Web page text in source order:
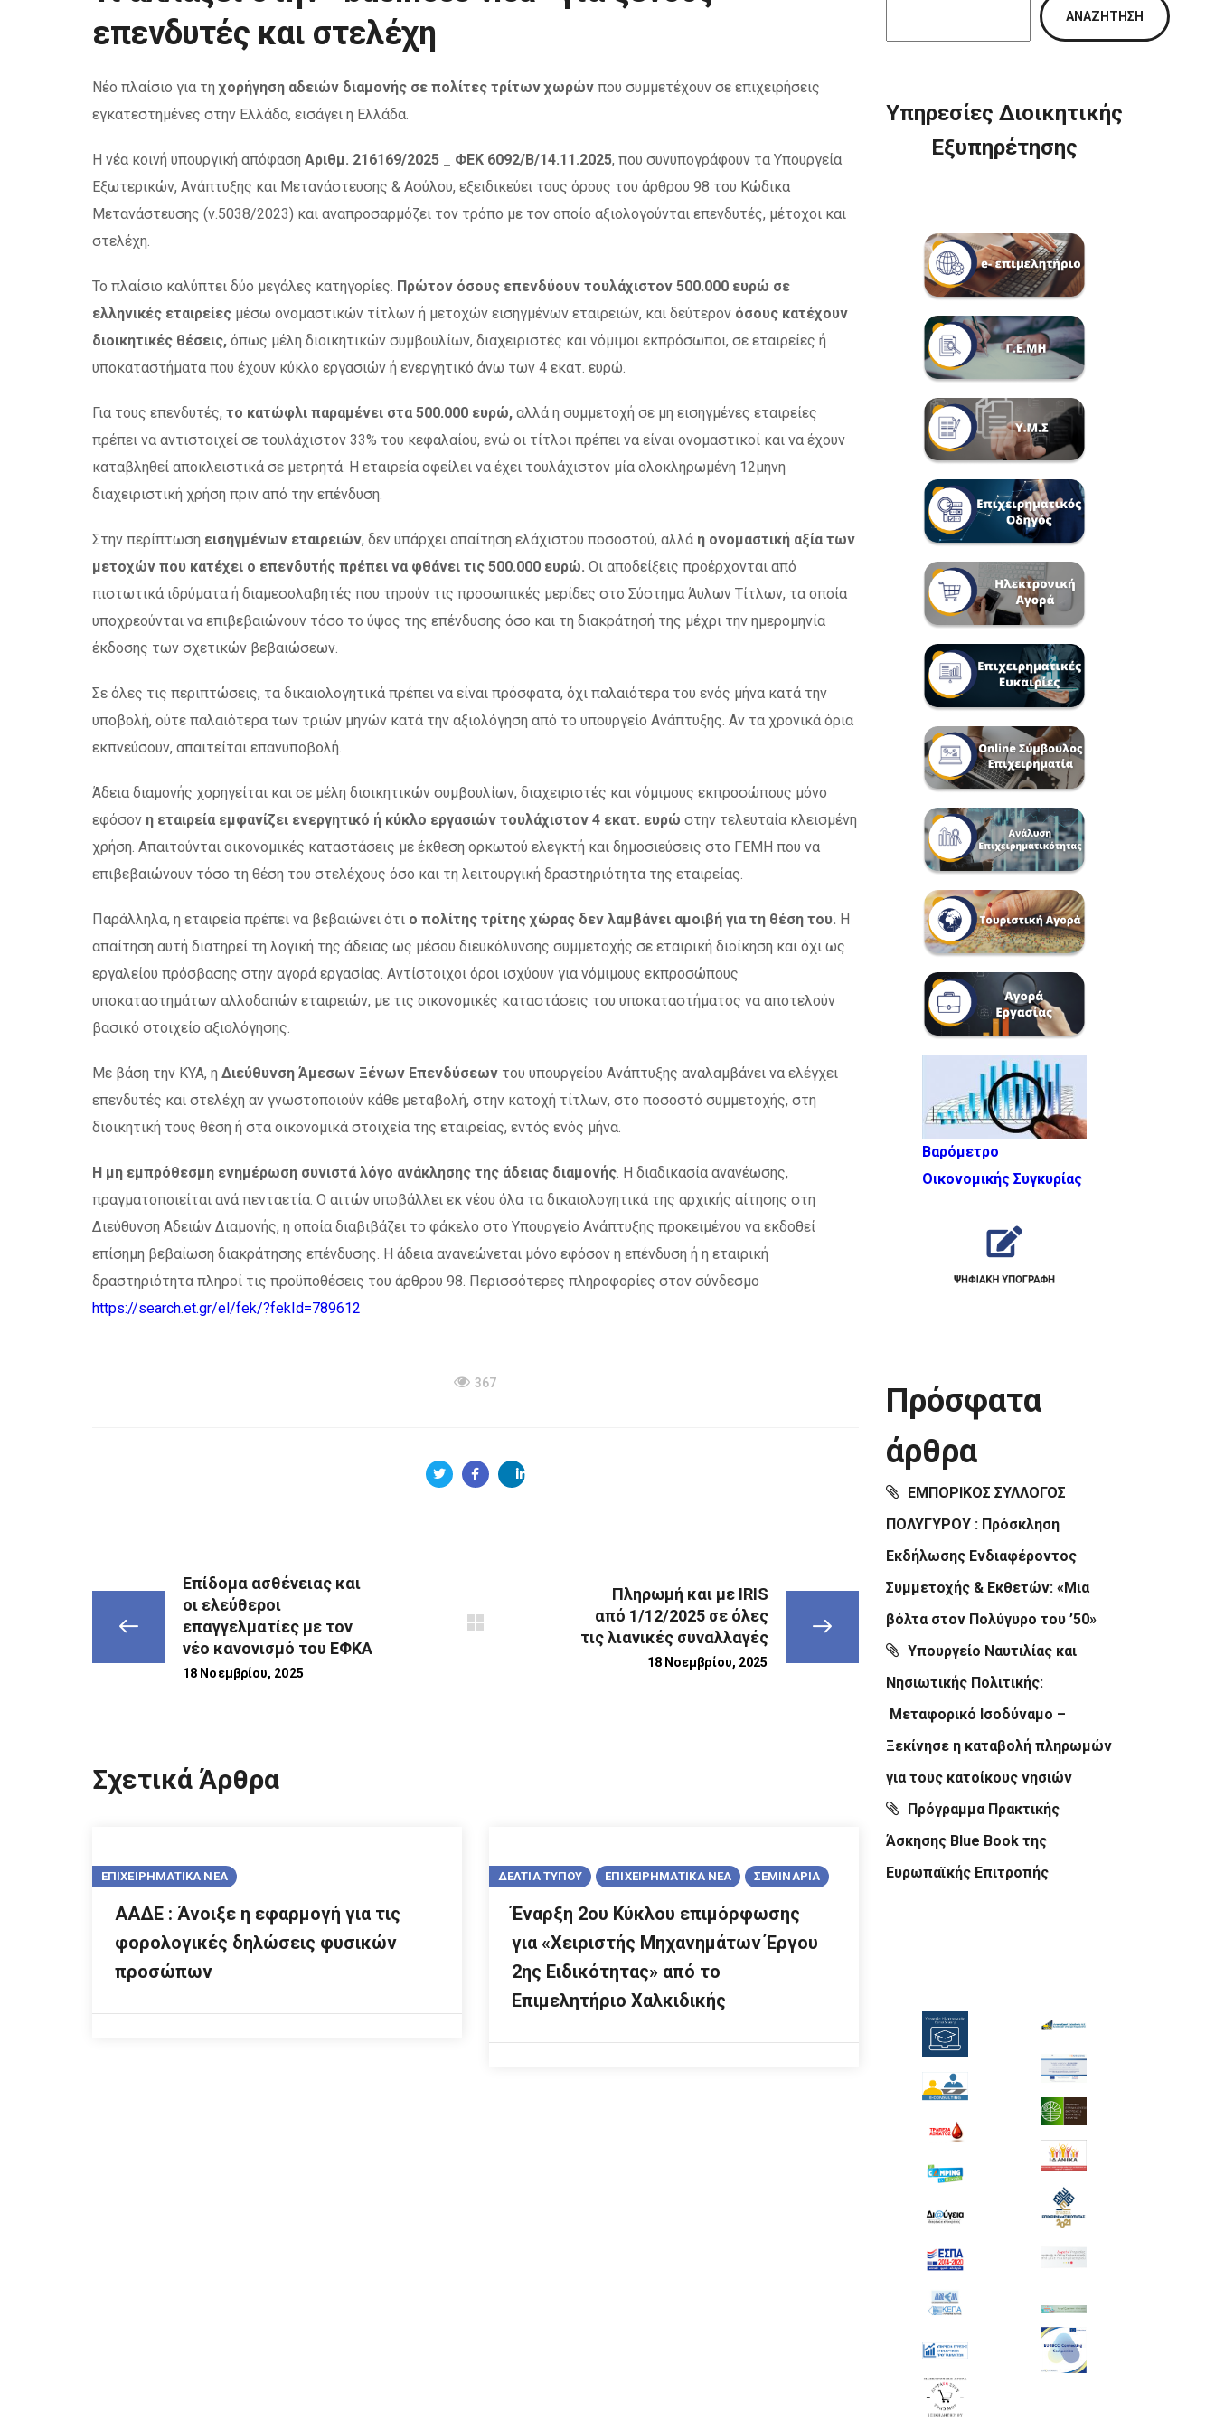
επενδυτές και στελέχη
Νέο πλαίσιο για τη χορήγηση αδειών διαμονής σε πολίτες τρίτων χωρών που συμμετέχουν σε επιχειρήσεις
εγκατεστημένες στην Ελλάδα, εισάγει η Ελλάδα.
Η νέα κοινή υπουργική απόφαση Αριθμ. 216169/2025 _ ΦΕΚ 6092/Β/14.11.2025, που συνυπογράφουν τα Υπουργεία
Εξωτερικών, Ανάπτυξης και Μετανάστευσης & Ασύλου, εξειδικεύει τους όρους του άρθρου 98 του Κώδικα
Μετανάστευσης (ν.5038/2023) και αναπροσαρμόζει τον τρόπο με τον οποίο αξιολογούνται επενδυτές, μέτοχοι και
στελέχη.
Το πλαίσιο καλύπτει δύο μεγάλες κατηγορίες. Πρώτον όσους επενδύουν τουλάχιστον 500.000 ευρώ σε
ελληνικές εταιρείες μέσω ονομαστικών τίτλων ή μετοχών εισηγμένων εταιρειών, και δεύτερον όσους κατέχουν
διοικητικές θέσεις, όπως μέλη διοικητικών συμβουλίων, διαχειριστές και νόμιμοι εκπρόσωποι, σε εταιρείες ή
υποκαταστήματα που έχουν κύκλο εργασιών ή ενεργητικό άνω των 4 εκατ. ευρώ.
Για τους επενδυτές, το κατώφλι παραμένει στα 500.000 ευρώ, αλλά η συμμετοχή σε μη εισηγμένες εταιρείες
πρέπει να αντιστοιχεί σε τουλάχιστον 33% του κεφαλαίου, ενώ οι τίτλοι πρέπει να είναι ονομαστικοί και να έχουν
καταβληθεί αποκλειστικά σε μετρητά. Η εταιρεία οφείλει να έχει τουλάχιστον μία ολοκληρωμένη 12μηνη
διαχειριστική χρήση πριν από την επένδυση.
Στην περίπτωση εισηγμένων εταιρειών, δεν υπάρχει απαίτηση ελάχιστου ποσοστού, αλλά η ονομαστική αξία των
μετοχών που κατέχει ο επενδυτής πρέπει να φθάνει τις 500.000 ευρώ. Οι αποδείξεις προέρχονται από
πιστωτικά ιδρύματα ή διαμεσολαβητές που τηρούν τις προσωπικές μερίδες στο Σύστημα Άυλων Τίτλων, τα οποία
υποχρεούνται να επιβεβαιώνουν τόσο το ύψος της επένδυσης όσο και τη διακράτησή της μέχρι την ημερομηνία
έκδοσης των σχετικών βεβαιώσεων.
Σε όλες τις περιπτώσεις, τα δικαιολογητικά πρέπει να είναι πρόσφατα, όχι παλαιότερα του ενός μήνα κατά την
υποβολή, ούτε παλαιότερα των τριών μηνών κατά την αξιολόγηση από το υπουργείο Ανάπτυξης. Αν τα χρονικά όρια
εκπνεύσουν, απαιτείται επανυποβολή.
Άδεια διαμονής χορηγείται και σε μέλη διοικητικών συμβουλίων, διαχειριστές και νόμιμους εκπροσώπους μόνο
εφόσον η εταιρεία εμφανίζει ενεργητικό ή κύκλο εργασιών τουλάχιστον 4 εκατ. ευρώ στην τελευταία κλεισμένη
χρήση. Απαιτούνται οικονομικές καταστάσεις με έκθεση ορκωτού ελεγκτή και δημοσιεύσεις στο ΓΕΜΗ που να
επιβεβαιώνουν τόσο τη θέση του στελέχους όσο και τη λειτουργική δραστηριότητα της εταιρείας.
Παράλληλα, η εταιρεία πρέπει να βεβαιώνει ότι ο πολίτης τρίτης χώρας δεν λαμβάνει αμοιβή για τη θέση του. Η
απαίτηση αυτή διατηρεί τη λογική της άδειας ως μέσου διευκόλυνσης συμμετοχής σε εταιρική διοίκηση και όχι ως
εργαλείου πρόσβασης στην αγορά εργασίας. Αντίστοιχοι όροι ισχύουν για νόμιμους εκπροσώπους
υποκαταστημάτων αλλοδαπών εταιρειών, με τις οικονομικές καταστάσεις του υποκαταστήματος να αποτελούν
βασικό στοιχείο αξιολόγησης.
Με βάση την ΚΥΑ, η Διεύθυνση Άμεσων Ξένων Επενδύσεων του υπουργείου Ανάπτυξης αναλαμβάνει να ελέγχει
επενδυτές και στελέχη αν γνωστοποιούν κάθε μεταβολή, στην κατοχή τίτλων, στο ποσοστό συμμετοχής, στη
διοικητική τους θέση ή στα οικονομικά στοιχεία της εταιρείας, εντός ενός μήνα.
Η μη εμπρόθεσμη ενημέρωση συνιστά λόγο ανάκλησης της άδειας διαμονής. Η διαδικασία ανανέωσης,
πραγματοποιείται ανά πενταετία. Ο αιτών υποβάλλει εκ νέου όλα τα δικαιολογητικά της αρχικής αίτησης στη
Διεύθυνση Αδειών Διαμονής, η οποία διαβιβάζει το φάκελο στο Υπουργείο Ανάπτυξης προκειμένου να εκδοθεί
επίσημη βεβαίωση διακράτησης επένδυσης. Η άδεια ανανεώνεται μόνο εφόσον η επένδυση ή η εταιρική
δραστηριότητα πληροί τις προϋποθέσεις του άρθρου 98. Περισσότερες πληροφορίες στον σύνδεσμο
https://search.et.gr/el/fek/?fekId=789612
367
Επίδομα ασθένειας και
οι ελεύθεροι
επαγγελματίες με τον
νέο κανονισμό του ΕΦΚΑ
18 Νοεμβρίου, 2025
Πληρωμή και με IRIS
από 1/12/2025 σε όλες
τις λιανικές συναλλαγές
18 Νοεμβρίου, 2025
Σχετικά Άρθρα
ΕΠΙΧΕΙΡΗΜΑΤΙΚΑ ΝΕΑ
ΑΑΔΕ : Άνοιξε η εφαρμογή για τις
φορολογικές δηλώσεις φυσικών
προσώπων
ΔΕΛΤΙΑ ΤΥΠΟΥ ΕΠΙΧΕΙΡΗΜΑΤΙΚΑ ΝΕΑ ΣΕΜΙΝΑΡΙΑ
Έναρξη 2ου Κύκλου επιμόρφωσης
για «Χειριστής Μηχανημάτων Έργου
2ης Ειδικότητας» από το
Επιμελητήριο Χαλκιδικής
ΑΝΑΖΉΤΗΣΗ
Υπηρεσίες Διοικητικής
Εξυπηρέτησης
Βαρόμετρο
Οικονομικής Συγκυρίας
Πρόσφατα
άρθρα
ΕΜΠΟΡΙΚΟΣ ΣΥΛΛΟΓΟΣ
ΠΟΛΥΓΥΡΟΥ : Πρόσκληση
Εκδήλωσης Ενδιαφέροντος
Συμμετοχής & Εκθετών: «Μια
βόλτα στον Πολύγυρο του ’50»
Υπουργείο Ναυτιλίας και
Νησιωτικής Πολιτικής:
Μεταφορικό Ισοδύναμο –
Ξεκίνησε η καταβολή πληρωμών
για τους κατοίκους νησιών
Πρόγραμμα Πρακτικής
Άσκησης Blue Book της
Ευρωπαϊκής Επιτροπής